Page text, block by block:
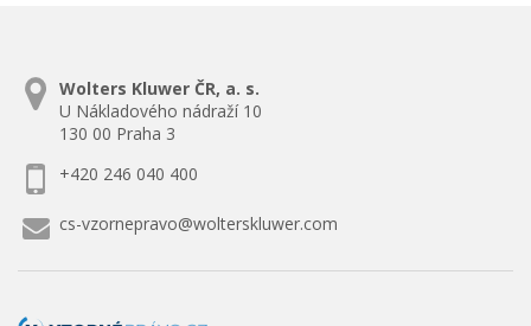
Wolters Kluwer ČR, a. s.
U Nákladového nádraží 10
130 00 Praha 3
+420 246 040 400
cs-vzornepravo@wolterskluwer.com